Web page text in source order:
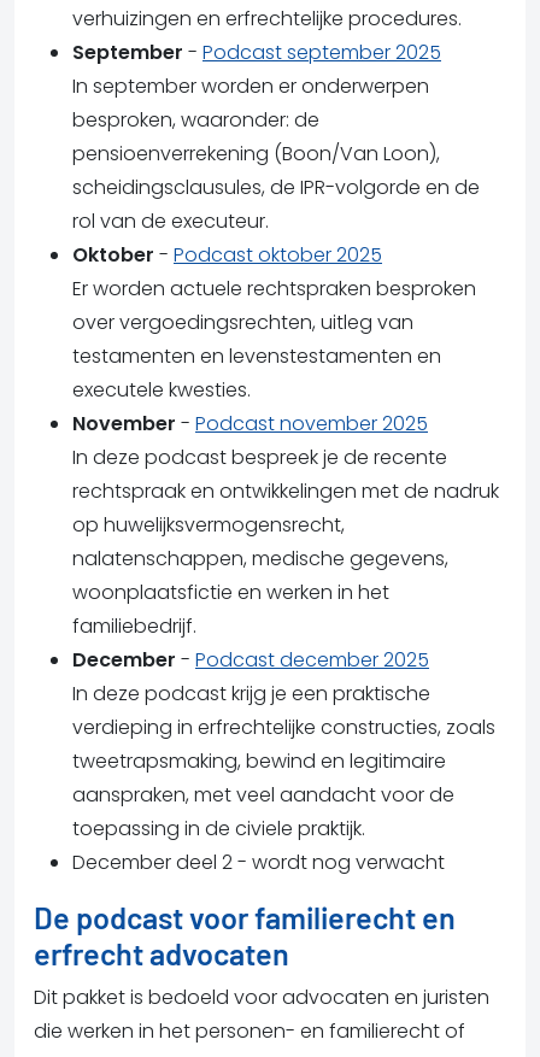
verhuizingen en erfrechtelijke procedures.
September - Podcast september 2025
In september worden er onderwerpen
besproken, waaronder: de
pensioenverrekening (Boon/Van Loon),
scheidingsclausules, de IPR-volgorde en de
rol van de executeur.
Oktober - Podcast oktober 2025
Er worden actuele rechtspraken besproken
over vergoedingsrechten, uitleg van
testamenten en levenstestamenten en
executele kwesties.
November - Podcast november 2025
In deze podcast bespreek je de recente
rechtspraak en ontwikkelingen met de nadruk
op huwelijksvermogensrecht,
nalatenschappen, medische gegevens,
woonplaatsfictie en werken in het
familiebedrijf.
December - Podcast december 2025
In deze podcast krijg je een praktische
verdieping in erfrechtelijke constructies, zoals
tweetrapsmaking, bewind en legitimaire
aanspraken, met veel aandacht voor de
toepassing in de civiele praktijk.
December deel 2 - wordt nog verwacht
De podcast voor familierecht en
erfrecht advocaten
Dit pakket is bedoeld voor advocaten en juristen
die werken in het personen- en familierecht of